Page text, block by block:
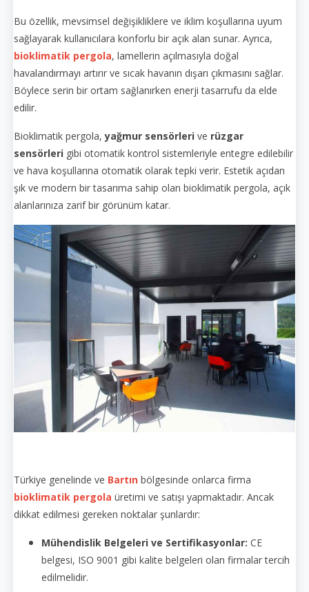
Bu özellik, mevsimsel değişikliklere ve iklim koşullarına uyum
sağlayarak kullanıcılara konforlu bir açık alan sunar. Ayrıca,
bioklimatik pergola, lamellerin açılmasıyla doğal
havalandırmayı artırır ve sıcak havanın dışarı çıkmasını sağlar.
Böylece serin bir ortam sağlanırken enerji tasarrufu da elde
edilir.
Bioklimatik pergola,yağmur sensörleri ve rüzgar
sensörleri gibi otomatik kontrol sistemleriyle entegre edilebilir
ve hava koşullarına otomatik olarak tepki verir. Estetik açıdan
şık ve modern bir tasarıma sahip olan bioklimatik pergola, açık
alanlarınıza zarif bir görünüm katar.
Türkiye genelinde ve Bartın bölgesinde onlarca firma
bioklimatik pergola üretimi ve satışı yapmaktadır. Ancak
dikkat edilmesi gereken noktalar şunlardır:
Mühendislik Belgeleri ve Sertifikasyonlar: CE
belgesi, ISO 9001 gibi kalite belgeleri olan firmalar tercih
edilmelidir.